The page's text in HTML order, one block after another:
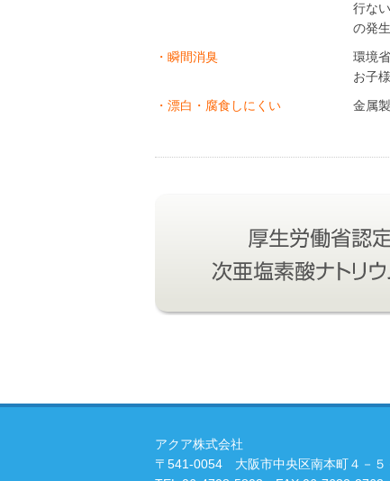
行な
の発
・瞬間消臭
環境
お子
・漂白・腐食しにくい
金属
アクア株式会社
〒541-0054 ​大阪市中央区南本町４－